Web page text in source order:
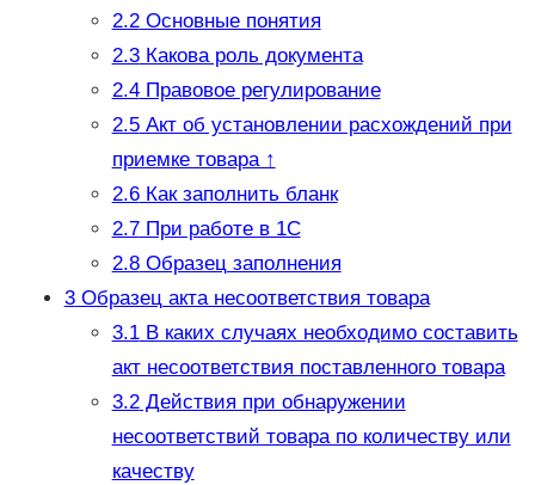
2.2Основные понятия
2.3Какова роль документа
2.4Правовое регулирование
2.5Акт об установлении расхождений при
приемке товара ↑
2.6Как заполнить бланк
2.7При работе в 1С
2.8Образец заполнения
3Образец акта несоответствия товара
3.1В каких случаях необходимо составить
акт несоответствия поставленного товара
3.2Действия при обнаружении
несоответствий товара по количеству или
качеству